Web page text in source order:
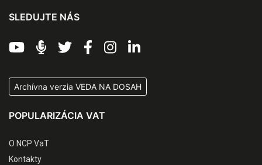
SLEDUJTE NÁS
Archívna verzia VEDA NA DOSAH
POPULARIZÁCIA VAT
O NCP VaT
Kontakty